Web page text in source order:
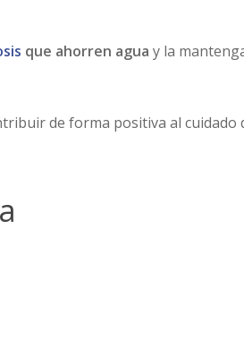
que ahorren agua y la
de forma positiva al cuidado